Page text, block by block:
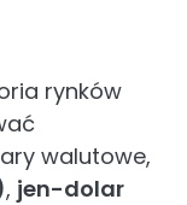
rynków
walutowe,
, jen-dolar